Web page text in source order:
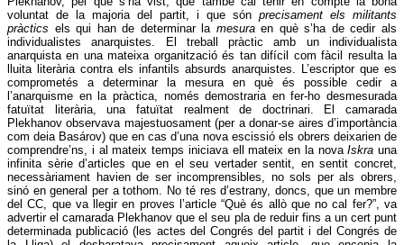
voluntat de la majoria del partit, i que són precisament els militants
pràctics els qui han de determinar la mesuraen què s’ha de cedir als
individualistes anarquistes. El treball pràctic amb un individualista
anarquista en una mateixa organització és tan difícil com fàcil resulta la
lluita literària contra els infantils absurds anarquistes. L’escriptor que es
comprometés a determinar la mesura en què és possible cedir a
l’anarquisme en la pràctica, només demostraria en fer-ho desmesurada
fatuïtat literària, una fatuïtat realment de doctrinari. El camarada
Plekhanov observava majestuosament (per a donar-se aires d’importància
com deia Basárov) que en cas d’una nova escissió els obrers deixarien de
comprendre’ns, i al mateix temps iniciava ell mateix en la novaIskra una
infinita sèrie d’articles que en el seu vertader sentit, en sentit concret,
necessàriament havien de ser incomprensibles, no sols per als obrers,
sinó en general per a tothom. No té res d’estrany, doncs, que un membre
del CC, que va llegir en proves l’article “Què és allò que no cal fer?”, va
advertir el camarada Plekhanov que el seu pla de reduir fins a un cert punt
determinada publicació (les actes del Congrés del partit i del Congrés de